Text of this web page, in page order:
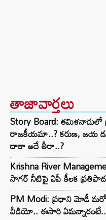
తాజావార్తలు
Story Board: తమిళనాడులో
రాజకీయమా..? కరుణ, జయ
దాకా అదే తీరా..?
Krishna River
సాగర్ నీటిపై ఏపీ కీలక
PM Modi: ప్రధాని మోడీ
వీడియో.. ఈసారి ఏమన్నారంటే..